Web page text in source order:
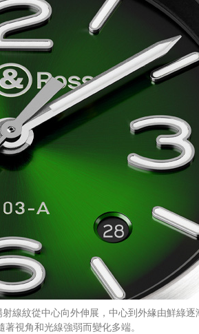
線紋從中心向外伸展，中心到外緣由鮮綠逐
視角和光線強弱而變化多端。